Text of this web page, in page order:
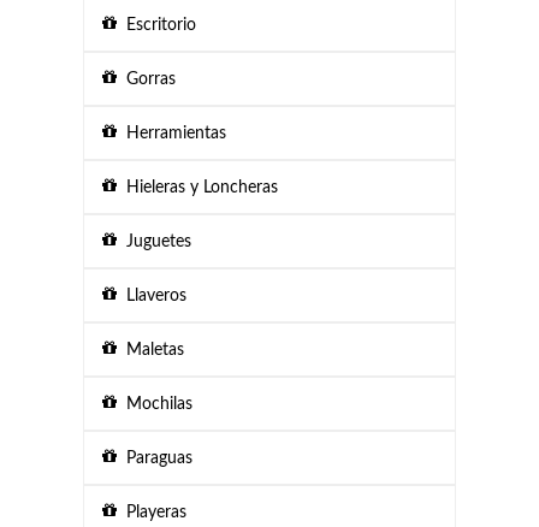
Escritorio
Gorras
Herramientas
Hieleras y Loncheras
Juguetes
Llaveros
Maletas
Mochilas
Paraguas
Playeras